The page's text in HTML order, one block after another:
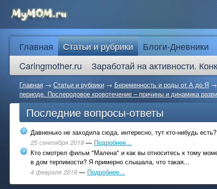
Главная Статьи и рубрики
Блоги-Дневники
Caringmother.ru
Заработай на активности.
Главная → Статьи и рубрики → Беременность и роды от А до Я
периоде. Послеродовое кровотечение – причины и динамика
Последние вопросы-ответы
Давненько не заходила сюда, интересно, тут кто-нибудь есть?
25 сентября 2019 — Подробнее...
Кто смотрел фильм "Малена" и как вы относитесь к тому
в дом терпимости? Я примерно слышала, что такая...
4 февраля 2018 — Подробнее...